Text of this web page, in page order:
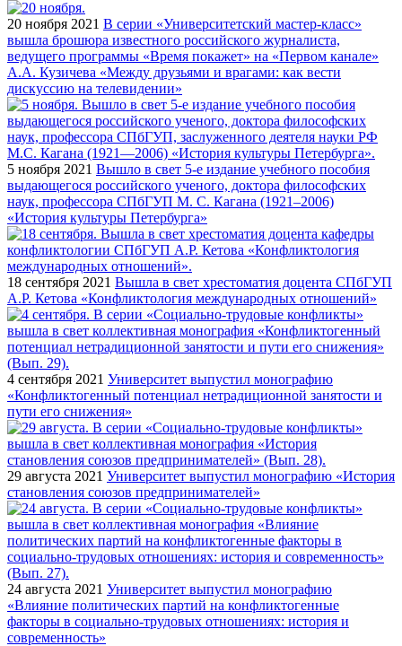
20 ноября 2021 В серии «Университетский мастер-класс»
вышла брошюра известного российского журналиста,
ведущего программы «Время покажет» на «Первом канале»
А.А. Кузичева «Между друзьями и врагами: как вести
дискуссию на телевидении»
5 ноября 2021 Вышло в свет 5-е издание учебного пособия
выдающегося российского ученого, доктора философских
наук, профессора СПбГУП М. С. Кагана (1921–2006)
«История культуры Петербурга»
18 сентября 2021 Вышла в свет хрестоматия доцента СПбГУП
А.Р. Кетова «Конфликтология международных отношений»
4 сентября 2021 Университет выпустил монографию
«Конфликтогенный потенциал нетрадиционной занятости и
пути его снижения»
29 августа 2021 Университет выпустил монографию «История
становления союзов предпринимателей»
24 августа 2021 Университет выпустил монографию
«Влияние политических партий на конфликтогенные
факторы в социально-трудовых отношениях: история и
современность»